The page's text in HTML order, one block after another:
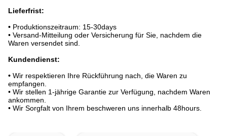
Lieferfrist:
• Produktionszeitraum: 15-30days
• Versand-Mitteilung oder Versicherung für Sie, nachdem die
Waren versendet sind.
Kundendienst:
• Wir respektieren Ihre Rückführung nach, die Waren zu
empfangen.
• Wir stellen 1-jährige Garantie zur Verfügung, nachdem Waren
ankommen.
• Wir Sorgfalt von Ihrem beschweren uns innerhalb 48hours.